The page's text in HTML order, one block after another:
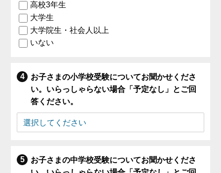
高校3年生
大学生
大学院生・社会人以上
いない
お子さまの小学校受験についてお聞かせくださ
い。いらっしゃらない場合「予定なし」とご回
答ください。
お子さまの中学校受験についてお聞かせくださ